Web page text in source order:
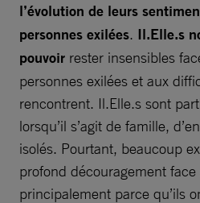
l’évolution de leurs
personnes exilées. Il.Elle.s
pouvoir rester insensibles
personnes exilées et aux
rencontrent. Il.Elle.s sont
lorsqu’il s’agit de famille,
isolés. Pourtant, beaucoup
profond découragement
principalement parce qu’ils